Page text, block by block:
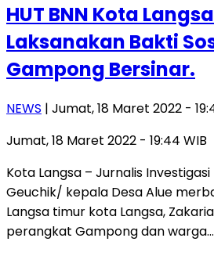
HUT BNN Kota
Laksanakan Bakti
Gampong Bersinar.
NEWS | Jumat, 18 Maret 2022 -
Jumat, 18 Maret 2022 - 19:44 WIB
Kota Langsa – Jurnalis
Geuchik/ kepala Desa Alue
Langsa timur kota Langsa,
perangkat Gampong dan warga…